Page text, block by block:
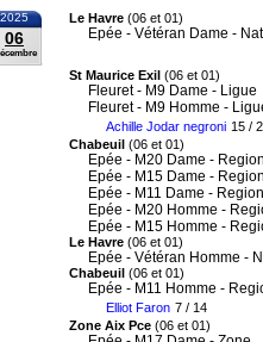
2025
06
Le Havre (06 et 01)
Epée - Vétéran Dame -
St Maurice Exil (06 et 01)
Fleuret - M9 Dame - Ligue
Fleuret - M9 Homme -
Achille Jodar negroni 15 /
Chabeuil (06 et 01)
Epée - M20 Dame -
Epée - M15 Dame -
Epée - M11 Dame -
Epée - M20 Homme -
Epée - M15 Homme -
Le Havre (06 et 01)
Epée - Vétéran Homme -
Chabeuil (06 et 01)
Epée - M11 Homme -
Elliot Faron 7 / 14
Zone Aix Pce (06 et 01)